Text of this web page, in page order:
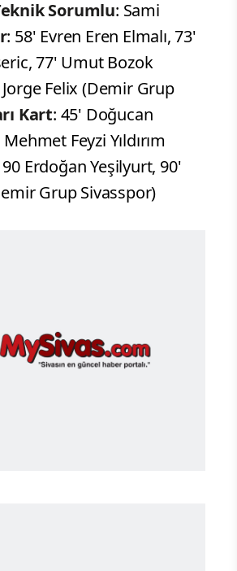
Sorumlu: Sami
: 58' Evren Eren Elmalı, 73'
77' Umut Bozok
Jorge Felix (Demir Grup
Kart: 45' Doğucan
Feyzi Yıldırım
90 Erdoğan Yeşilyurt, 90'
Grup Sivasspor)